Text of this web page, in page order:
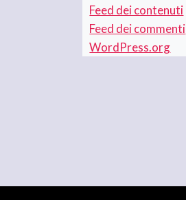
Feed dei contenuti
Feed dei commenti
WordPress.org